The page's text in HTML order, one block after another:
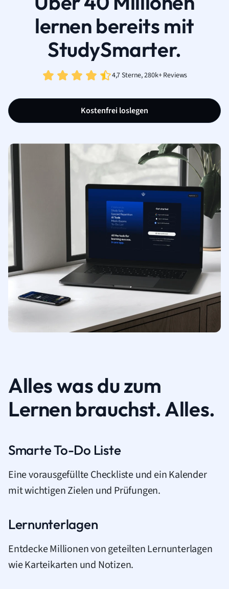
lernen bereits mit
StudySmarter.
4,7 Sterne, 280k+ Reviews
Kostenfrei loslegen
Alles was du zum
Lernen brauchst. Alles.
Smarte To-Do Liste
Eine vorausgefüllte Checkliste und ein Kalender
mit wichtigen Zielen und Prüfungen.
Lernunterlagen
Entdecke Millionen von geteilten Lernunterlagen
wie Karteikarten und Notizen.